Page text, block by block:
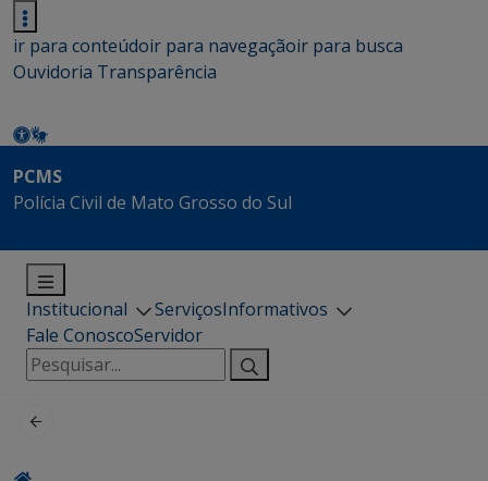
ir para conteúdoir para navegaçãoir para busca
Ouvidoria Transparência
PCMS
Polícia Civil de Mato Grosso do Sul
Institucional ServiçosInformativos
Fale ConoscoServidor
Pesquisar
por: